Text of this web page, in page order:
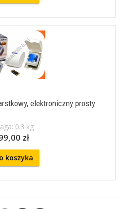
elektroniczny prosty
0.3 kg
zł
koszyka